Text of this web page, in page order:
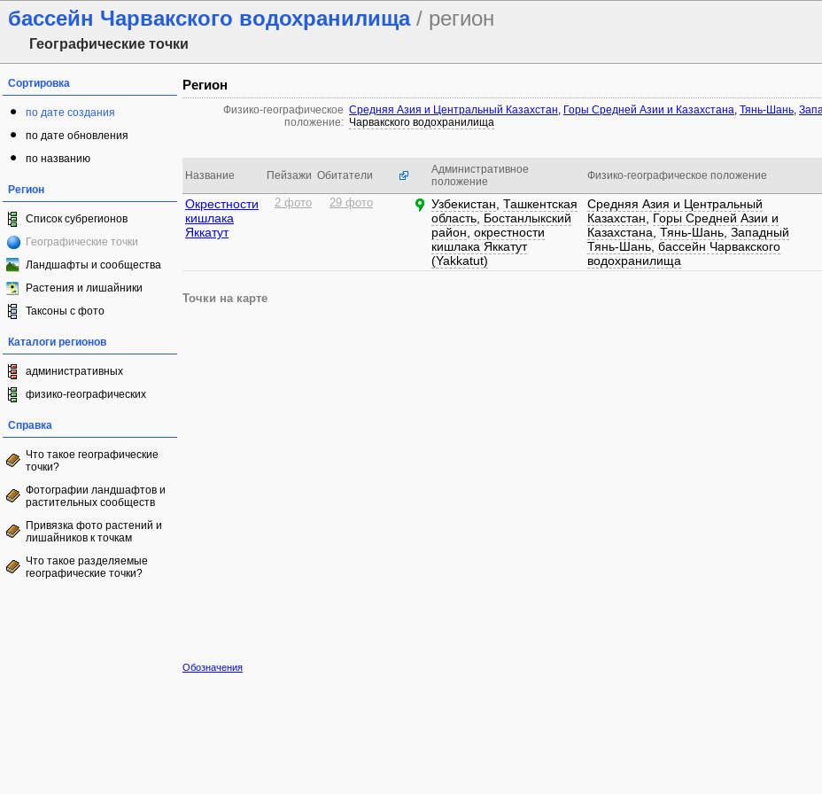
бассейн Чарвакского водохранилища/ регион
Географические точки
Сортировка
по дате создания
по дате обновления
по названию
Регион
Список субрегионов
Географические точки
Ландшафты и сообщества
Растения и лишайники
Таксоны с фото
Каталоги регионов
административных
физико-географических
Справка
Что такое географические
точки?
Фотографии ландшафтов и
растительных сообществ
Привязка фото растений и
лишайников к точкам
Что такое разделяемые
географические точки?
Регион
Физико-географическое
положение:
Средняя Азия и Центральный Казахстан, Горы Средней Азии и Казахстана, Тянь-Шань,
Чарвакского водохранилища
Название Пейзажи Обитатели
Административное
положение
Физико-географическое положение
Окрестности
кишлака
Яккатут
2 фото 29 фото Узбекистан Ташкентская
область Бостанлыкский
район окрестности
кишлака Яккатут
(Yakkatut)
Средняя Азия и Центральный
Казахстан
Горы Средней Азии и
Казахстана Тянь-Шань Западный
Тянь-Шань бассейн Чарвакского
водохранилища
Точки на карте
Обозначения